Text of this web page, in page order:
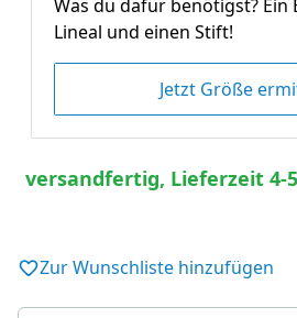
Was du dafür benötigst? Ein
Lineal und einen Stift!
Jetzt Größe
versandfertig, Lieferzeit 4-
Zur Wunschliste hinzufügen